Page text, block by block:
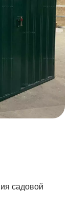
садовой